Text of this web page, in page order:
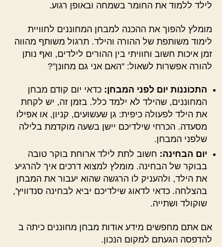
לילד ללמוד את החומר בשמחה ובאופן רגוע.
מומלץ להפוך את ההכנה למבחן המחוננים לחוויית
לימוד משותפת של ההורה והילד. תרגול משותף מהווה
זמן איכות חשוב וחוויתי בין ההורים לילדים, ואף נותן
להורה אפשרות לשאול: "האם אני גם מחונן"?
התכוננות יום לפני המבחן: כדאי יום קודם מבחן
המחוננים, שהילד לא ילמד כלל. בזמן זה, יש לקחת
את הילד לפעולה כיפית: גן שעשועים, קניון, או אפילו
מסעדה. הכרחי שילדיכם יישן בשעה מוקדמת בלילה
שלפני המבחן.
יום הבחינה: חשוב לתת לילד ארוחת בוקר טובה
בבוקר של הבחינה. מומלץ למצוא דרכים איך להרגיע
את הילד, ולהעניק לו הרגשה שהוא יעבור את המבחן
בהצלחה. כדאי לדאוג שילדיכם יביא לבחינה סנדוויץ',
שוקולד ושתייה.
אם אתם מחפשים מידע אודות מבחן מחוננים כיתה ב
להדפסה הגעתם למקום הנכון.